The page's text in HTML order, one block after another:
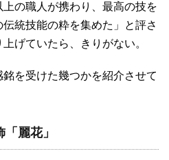
の職人が携わり、最高の技を
統技能の粋を集めた」と評さ
げていたら、きりがない。
を受けた幾つかを紹介させて
麗花」